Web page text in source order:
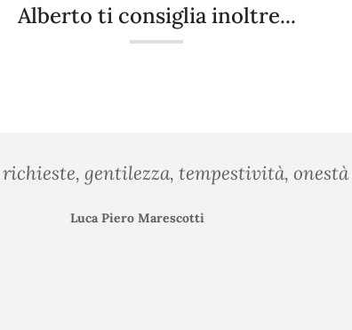
Alberto ti consiglia inoltre...
gentilezza, tempestività,
Luca Piero Marescotti